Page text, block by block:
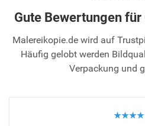
Gute Bewertungen
Malereikopie.de wird auf
Häufig gelobt werden
Verpackung und